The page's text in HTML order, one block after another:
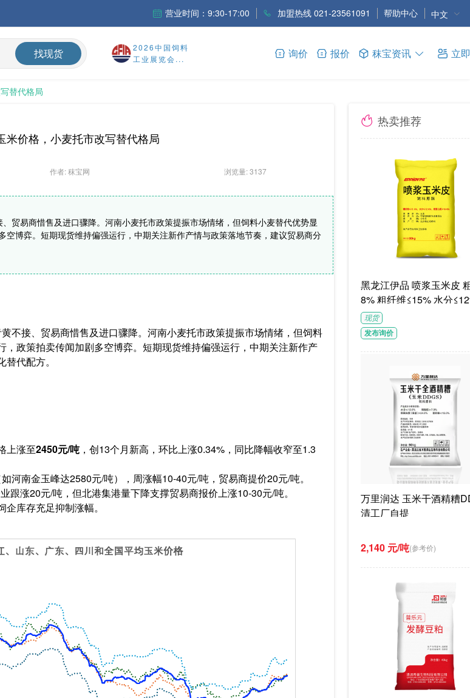
营业时间：9:30-17:00 加盟热线 021-23561091 帮助中心 中文
找现货
2026中国饲料
工业展览会...
询价 报价 秣宝资讯 立
替代格局
米价格，小麦托市改写替代格局
作者: 秣宝网 浏览量: 3137
贸易商惜售及进口骤降。河南小麦托市政策提振市场情绪，但饲料小麦替代优势显
博弈。短期现货维持偏强运行，中期关注新作产情与政策落地节奏，建议贸易商分
不接、贸易商惜售及进口骤降。河南小麦托市政策提振市场情绪，但饲料
政策拍卖传闻加剧多空博弈。短期现货维持偏强运行，中期关注新作产
代配方。
上涨至2450元/吨，创13个月新高，环比上涨0.34%，同比降幅收窄至1.3
河南金玉峰达2580元/吨），周涨幅10-40元/吨，贸易商提价20元/吨。
跟涨20元/吨，但北港集港量下降支撑贸易商报价上涨10-30元/吨。
库存充足抑制涨幅。
热卖推荐
黑龙江伊品 喷浆玉米皮 粗蛋白≥1
8% 粗纤维≤15% 水分
G/袋饲料级褐色或浅褐
体
现货
发布询价
万里润达 玉米干酒精糟
清工厂自提
2,140 元/吨(参考价)